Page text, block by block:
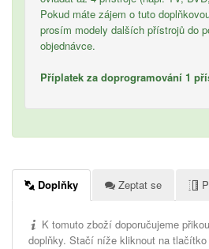
Pokud máte zájem o tuto
prosím modely dalších přístrojů do
objednávce.
Příplatek za doprogramování 1
Doplňky Zeptat se
K tomuto zboží doporučujeme
doplňky. Stačí níže kliknout na tlačítko